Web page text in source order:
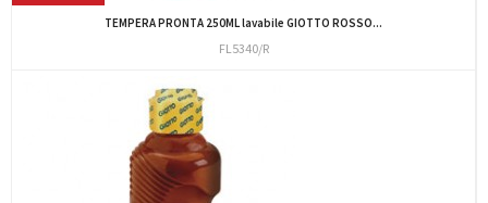
TEMPERA PRONTA 250ML lavabile GIOTTO ROSSO...
FL5340/R